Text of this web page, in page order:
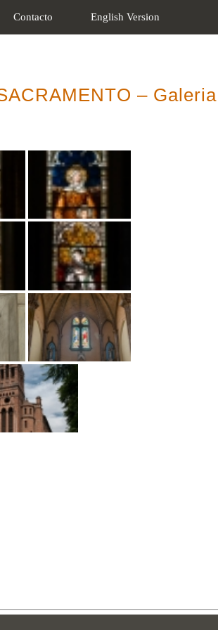
Contacto English Version
– Galeria